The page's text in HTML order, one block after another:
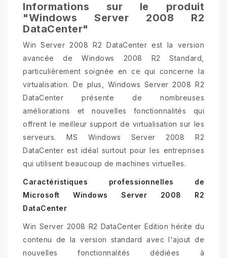
Informations sur le produit
"Windows Server 2008 R2
DataCenter"
Win Server 2008 R2 DataCenter est la version
avancée de Windows 2008 R2 Standard,
particulièrement soignée en ce qui concerne la
virtualisation. De plus, Windows Server 2008 R2
DataCenter présente de nombreuses
améliorations et nouvelles fonctionnalités qui
offrent le meilleur support de virtualisation sur les
serveurs. MS Windows Server 2008 R2
DataCenter est idéal surtout pour les entreprises
qui utilisent beaucoup de machines virtuelles.
Caractéristiques professionnelles de
Microsoft Windows Server 2008 R2
DataCenter
Win Server 2008 R2 DataCenter Edition hérite du
contenu de la version standard avec l'ajout de
nouvelles fonctionnalités dédiées à